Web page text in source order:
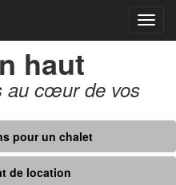
le
haut
au cœur de vos
pour un chalet
de location